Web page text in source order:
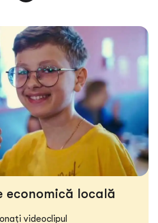
economică locală
videoclipul